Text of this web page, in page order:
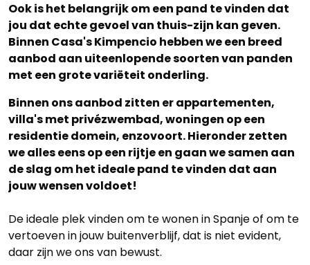
Ook is het belangrijk om een pand te vinden dat
jou dat echte gevoel van thuis-zijn kan geven.
Binnen Casa's Kimpencio hebben we een breed
aanbod aan uiteenlopende soorten van panden
met een grote variëteit onderling.
Binnen ons aanbod zitten er appartementen,
villa's met privézwembad, woningen op een
residentie domein, enzovoort. Hieronder zetten
we alles eens op een rijtje en gaan we samen aan
de slag om het ideale pand te vinden dat aan
jouw wensen voldoet!
De ideale plek vinden om te wonen in Spanje of om te
vertoeven in jouw buitenverblijf, dat is niet evident,
daar zijn we ons van bewust.